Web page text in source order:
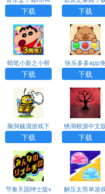
下载
下载 下载
蜡笔小新之小帮
手大作战安卓版
下载
快乐多多app
费下载
下载
脑洞贼溜游戏下
载
下载
锈湖根源中文
下载
下载
节奏天国绅士版v
解压太简单游